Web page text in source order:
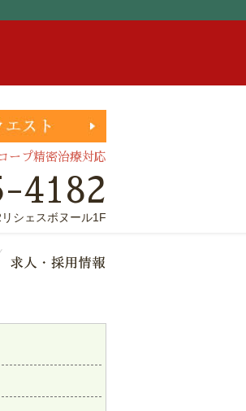
ープ精密治療対応
4182
シェスボヌール1F
療時間・地図